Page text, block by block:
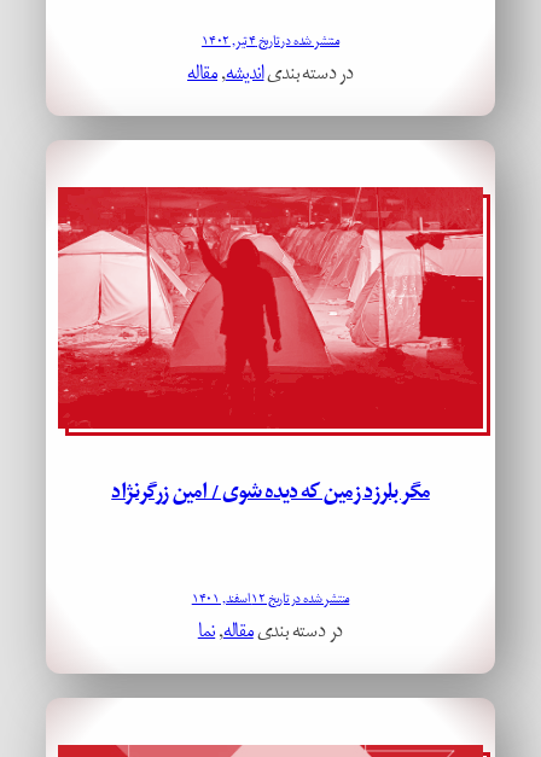
منتشر شده در تاریخ ۴ تیر, ۱۴۰۲
در دسته بندیاندیشه, مقاله
مگر بلرزد زمین که دیده شوی / امین زرگرنژاد
منتشر شده در تاریخ ۱۲ اسفند, ۱۴۰۱
در دسته بندیمقاله, نما